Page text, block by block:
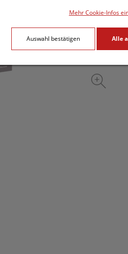
Mehr Cookie-Infos
Auswahl bestätigen Alle